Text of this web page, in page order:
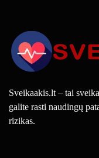
Sveikaakis.lt – tai
galite rasti naudingų
rizikas.